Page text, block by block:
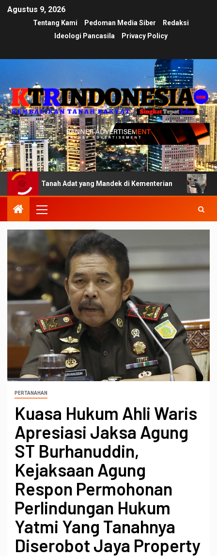
Agustus 9, 2026
Tentang Kami Pedoman Media Siber
Redaksi
Ideologi Pancasila
Privacy Policy
Adat yang Mandek di Kementerian Ujian
PERTANAHAN
Kuasa Hukum Ahli Waris
Apresiasi Jaksa Agung
ST Burhanuddin,
Kejaksaan Agung
Respon Permohonan
Perlindungan Hukum
Yatmi Yang Tanahnya
Diserobot Jaya Property